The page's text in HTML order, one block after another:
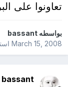
تعاونوا على
بواسطهbassant
March 15, 2008
bassant